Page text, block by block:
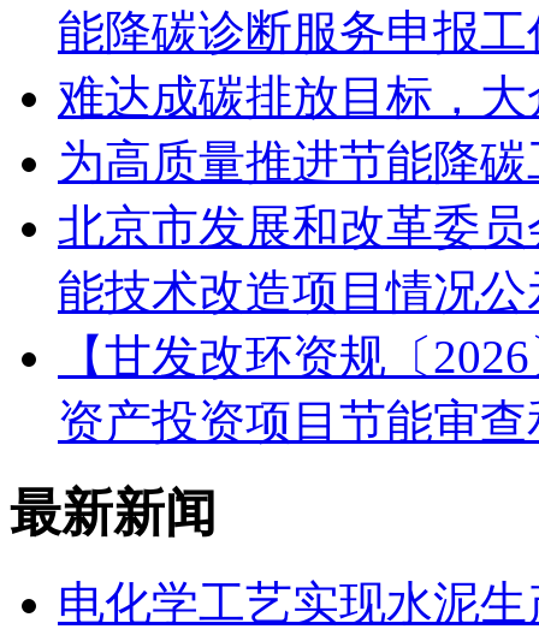
能降碳诊断服务申报
难达成碳排放目标，
为高质量推进节能降
北京市发展和改革委
能技术改造项目情况
【甘发改环资规〔
资产投资项目节能审
最新新闻
电化学工艺实现水泥